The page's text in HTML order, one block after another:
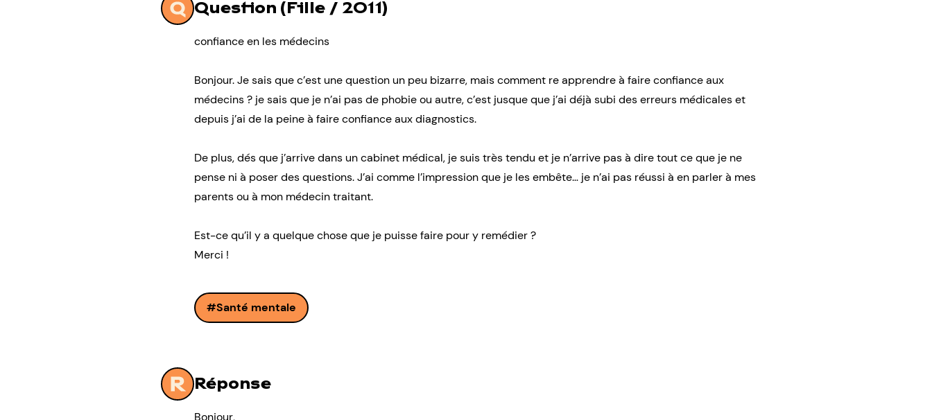
Question (Fille / 2011)
confiance en les médecins
Bonjour. Je sais que c’est une question un peu bizarre, mais comment re apprendre à faire confiance aux
médecins ? je sais que je n’ai pas de phobie ou autre, c’est jusque que j’ai déjà subi des erreurs médicales et
depuis j’ai de la peine à faire confiance aux diagnostics.
De plus, dés que j’arrive dans un cabinet médical, je suis très tendu et je n’arrive pas à dire tout ce que je ne
pense ni à poser des questions. J’ai comme l’impression que je les embête… je n’ai pas réussi à en parler à mes
parents ou à mon médecin traitant.
Est-ce qu’il y a quelque chose que je puisse faire pour y remédier ?
Merci !
Santé mentale
Réponse
Bonjour,